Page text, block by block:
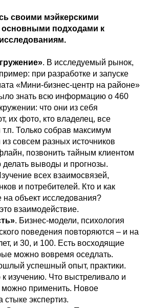
своими мэйкерскими
основными подходами к
. В исследуемый рынок,
при разработке и запуске
«Мини-бизнес-центр на районе»
знать всю информацию о 460
что они из себя
их фото, кто владелец, все
Только собрав максимум
совсем разных источников
позвонить тайным клиентом
делать выводы и прогнозы.
всех взаимосвязей,
и потребителей. Кто и как
на объект исследования?
взаимодействие.
. Бизнес-модели, психология
поведения повторяются – и на
и 30, и 100. Есть восходящие
можно вовремя оседлать.
успешный опыт, практики.
к изучению. Что выстреливало и
можно применить. Новое
стыке экспертиз.